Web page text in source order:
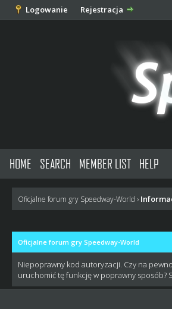
Logowanie Rejestracja
HOME SEARCH MEMBER LIST HELP
Oficjalne forum gry Speedway-World ›
Oficjalne forum gry Speedway-World
Niepoprawny kod autoryzacji. Czy na
uruchomić tę funkcję w poprawny sposób?